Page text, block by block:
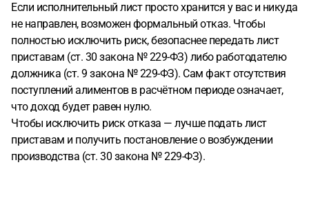
Если исполнительный лист просто хранится у вас и никуда
не направлен, возможен формальный отказ. Чтобы
полностью исключить риск, безопаснее передать лист
приставам (ст. 30 закона № 229-ФЗ) либо работодателю
должника (ст. 9 закона № 229-ФЗ). Сам факт отсутствия
поступлений алиментов в расчётном периоде означает,
что доход будет равен нулю.
Чтобы исключить риск отказа — лучше подать лист
приставам и получить постановление о возбуждении
производства (ст. 30 закона № 229-ФЗ).